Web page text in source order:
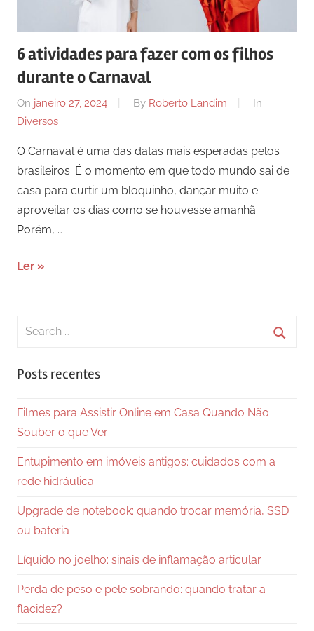
6 atividades para fazer com os filhos
durante o Carnaval
On janeiro 27, 2024 By Roberto Landim
In
Diversos
O Carnaval é uma das datas mais esperadas pelos
brasileiros. É o momento em que todo mundo sai de
casa para curtir um bloquinho, dançar muito e
aproveitar os dias como se houvesse amanhã.
Porém, …
Ler
Search
Posts recentes
Filmes para Assistir Online em Casa Quando Não
Souber o que Ver
Entupimento em imóveis antigos: cuidados com a
rede hidráulica
Upgrade de notebook: quando trocar memória, SSD
ou bateria
Líquido no joelho: sinais de inflamação articular
Perda de peso e pele sobrando: quando tratar a
flacidez?